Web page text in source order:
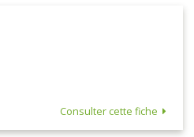
Consulter cette fiche